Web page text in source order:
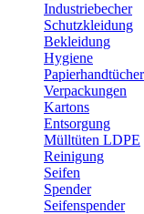
Industriebecher
Schutzkleidung
Bekleidung
Hygiene
Papierhandtücher
Verpackungen
Kartons
Entsorgung
Mülltüten LDPE
Reinigung
Seifen
Spender
Seifenspender